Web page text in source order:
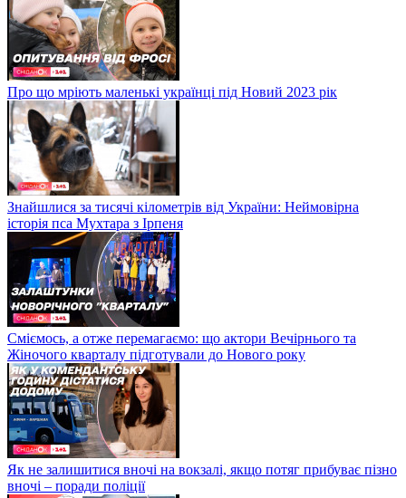
Про що мріють маленькі українці під Новий 2023 рік
Знайшлися за тисячі кілометрів від України: Неймовірна
історія пса Мухтара з Ірпеня
Сміємось, а отже перемагаємо: що актори Вечірнього та
Жіночого кварталу підготували до Нового року
Як не залишитися вночі на вокзалі, якщо потяг прибуває пізно
вночі – поради поліції